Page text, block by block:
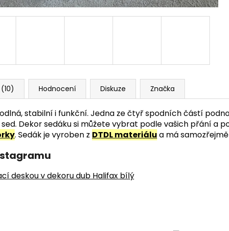
Hodnocení Diskuze Značka
stabilní i funkční. Jedna ze čtyř spodních částí
Dekor sedáku si můžete vybrat podle vašich přání a
. Sedák je vyroben z DTDL materiálu a má
deskou v dekoru dub Halifax bílý